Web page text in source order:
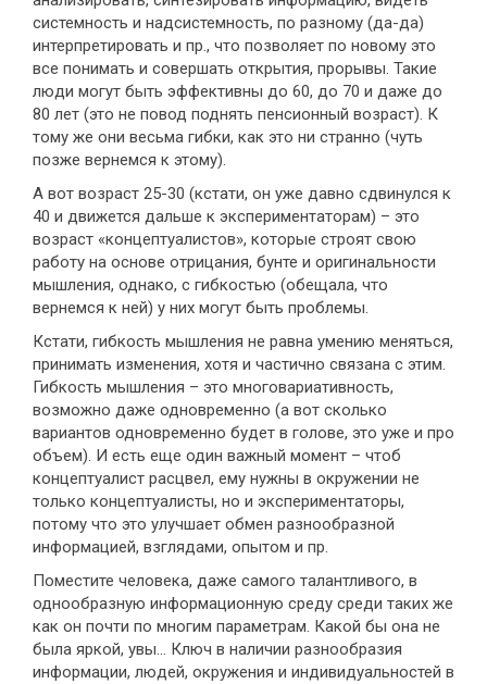
системность и надсистемность, по разному (да-да)
интерпретировать и пр., что позволяет по новому это
все понимать и совершать открытия, прорывы. Такие
люди могут быть эффективны до 60, до 70 и даже до
80 лет (это не повод поднять пенсионный возраст). К
тому же они весьма гибки, как это ни странно (чуть
позже вернемся к этому).
А вот возраст 25-30 (кстати, он уже давно сдвинулся к
40 и движется дальше к экспериментаторам) – это
возраст «концептуалистов», которые строят свою
работу на основе отрицания, бунте и оригинальности
мышления, однако, с гибкостью (обещала, что
вернемся к ней) у них могут быть проблемы.
Кстати, гибкость мышления не равна умению меняться,
принимать изменения, хотя и частично связана с этим.
Гибкость мышления – это многовариативность,
возможно даже одновременно (а вот сколько
вариантов одновременно будет в голове, это уже и про
объем). И есть еще один важный момент – чтоб
концептуалист расцвел, ему нужны в окружении не
только концептуалисты, но и экспериментаторы,
потому что это улучшает обмен разнообразной
информацией, взглядами, опытом и пр.
Поместите человека, даже самого талантливого, в
однообразную информационную среду среди таких же
как он почти по многим параметрам. Какой бы она не
была яркой, увы… Ключ в наличии разнообразия
информации, людей, окружения и индивидуальностей в